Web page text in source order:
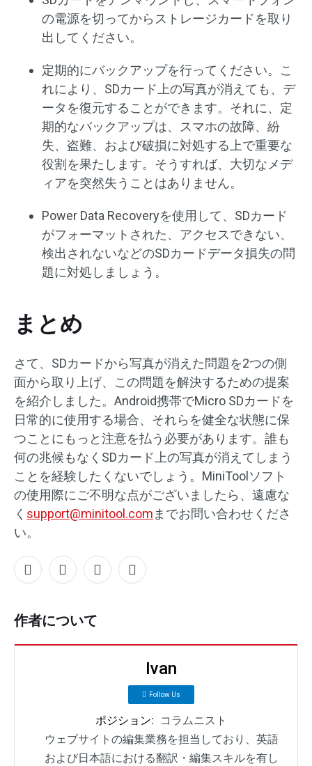
の電源を切ってからストレージカードを取り
出してください。
定期的にバックアップを行ってください。こ
れにより、SDカード上の写真が消えても、デ
ータを復元することができます。それに、定
期的なバックアップは、スマホの故障、紛
失、盗難、および破損に対処する上で重要な
役割を果たします。そうすれば、大切なメデ
ィアを突然失うことはありません。
Power Data Recoveryを使用して、SDカード
がフォーマットされた、アクセスできない、
検出されないなどのSDカードデータ損失の問
題に対処しましょう。
まとめ
さて、SDカードから写真が消えた問題を2つの側
面から取り上げ、この問題を解決するための提案
を紹介しました。Android携帯でMicro SDカードを
日常的に使用する場合、それらを健全な状態に保
つことにもっと注意を払う必要があります。誰も
何の兆候もなくSDカード上の写真が消えてしまう
ことを経験したくないでしょう。MiniToolソフト
の使用際にご不明な点がございましたら、遠慮な
く support@minitool.comまでお問い合わせくださ
い。
作者について
Ivan
Follow Us
ポジション:
コラムニスト
ウェブサイトの編集業務を担当しており、英語
および日本語における翻訳・編集スキルを有し